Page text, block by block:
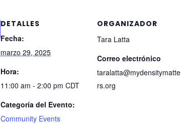
DETALLES
Fecha:
marzo 29, 2025
Hora:
11:00 am - 2:00 pm CDT
Categoría del Evento:
Community Events
ORGANIZADOR
Tara Latta
Correo electrónico
taralatta@mydensitymatte
rs.org